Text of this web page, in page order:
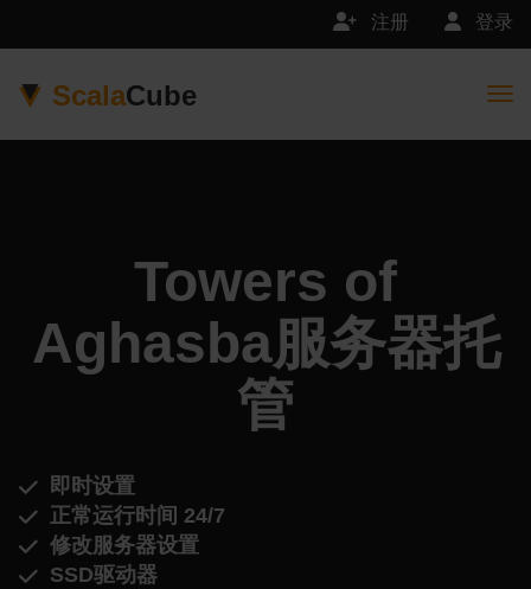
登录
注册
ScalaCube
Towers of
Aghasba服务器托
管
即时设置
正常运行时间 24/7
修改服务器设置
SSD驱动器